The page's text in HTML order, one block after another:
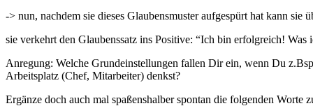
-> nun, nachdem sie dieses Glaubensmuster aufgespürt hat kann sie
sie verkehrt den Glaubenssatz ins Positive: “Ich bin erfolgreich!
Anregung: Welche Grundeinstellungen fallen Dir ein, wenn Du
Arbeitsplatz (Chef, Mitarbeiter) denkst?
Ergänze doch auch mal spaßenshalber spontan die folgenden Worte